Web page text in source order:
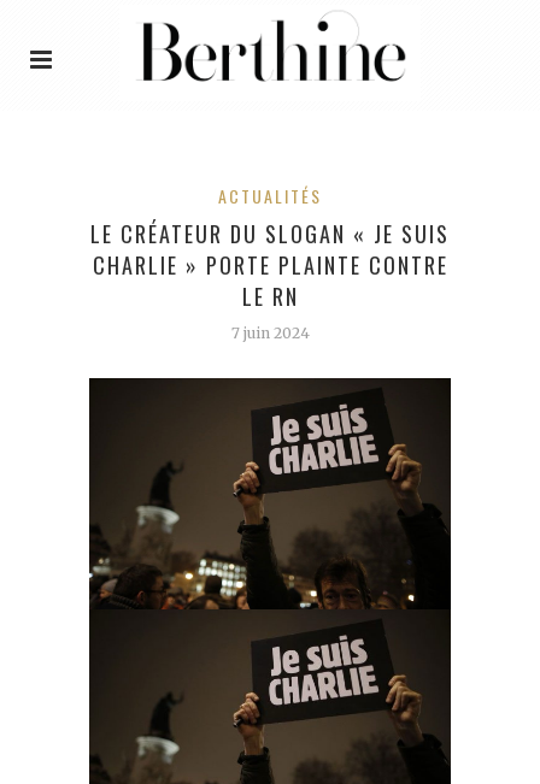
ACTUALITÉS
LE CRÉATEUR DU SLOGAN « JE SUIS
CHARLIE » PORTE PLAINTE CONTRE
LE RN
7 juin 2024